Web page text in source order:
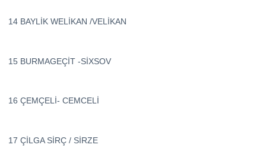
14 BAYLİK WELİKAN /VELİKAN
15 BURMAGEÇİT -SİXSOV
16 ÇEMÇELİ- CEMCELİ
17 ÇİLGA SİRÇ / SİRZE